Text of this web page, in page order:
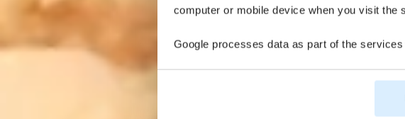
computer or mobile device when you visit the
Google processes data as part of the